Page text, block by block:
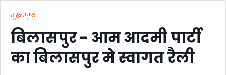
मुख्यपृष्ठ
बिलासपुर - आम आदमी पार्टी
का बिलासपुर मे स्वागत रैली